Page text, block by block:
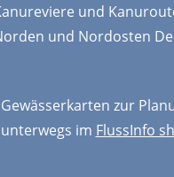
und
und Nordosten
Gewässerkarten zur
unterwegs im FlussInfo